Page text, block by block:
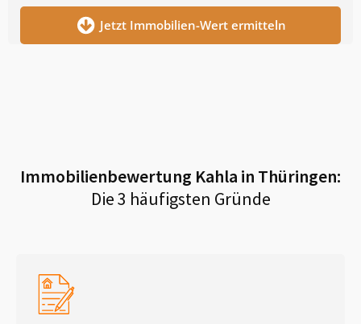
Jetzt Immobilien-Wert ermitteln
Immobilienbewertung Kahla in Thüringen:
Die 3 häufigsten Gründe